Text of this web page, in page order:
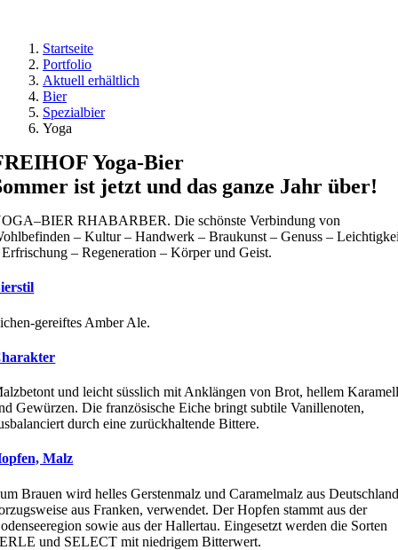
Startseite
Portfolio
Aktuell erhältlich
Bier
Spezialbier
Yoga
Yoga-Bier
ist jetzt und das ganze Jahr über!
RHABARBER. Die schönste Verbindung von
– Kultur – Handwerk – Braukunst – Genuss –
– Regeneration – Körper und Geist.
gereiftes Amber Ale.
und leicht süsslich mit Anklängen von Brot, hellem
Gewürzen. Die französische Eiche bringt subtile Vanillenoten,
durch eine zurückhaltende Bittere.
Malz
Brauen wird helles Gerstenmalz und Caramelmalz aus
aus Franken, verwendet. Der Hopfen stammt aus der
sowie aus der Hallertau. Eingesetzt werden die Sorten
und SELECT mit niedrigem Bitterwert.